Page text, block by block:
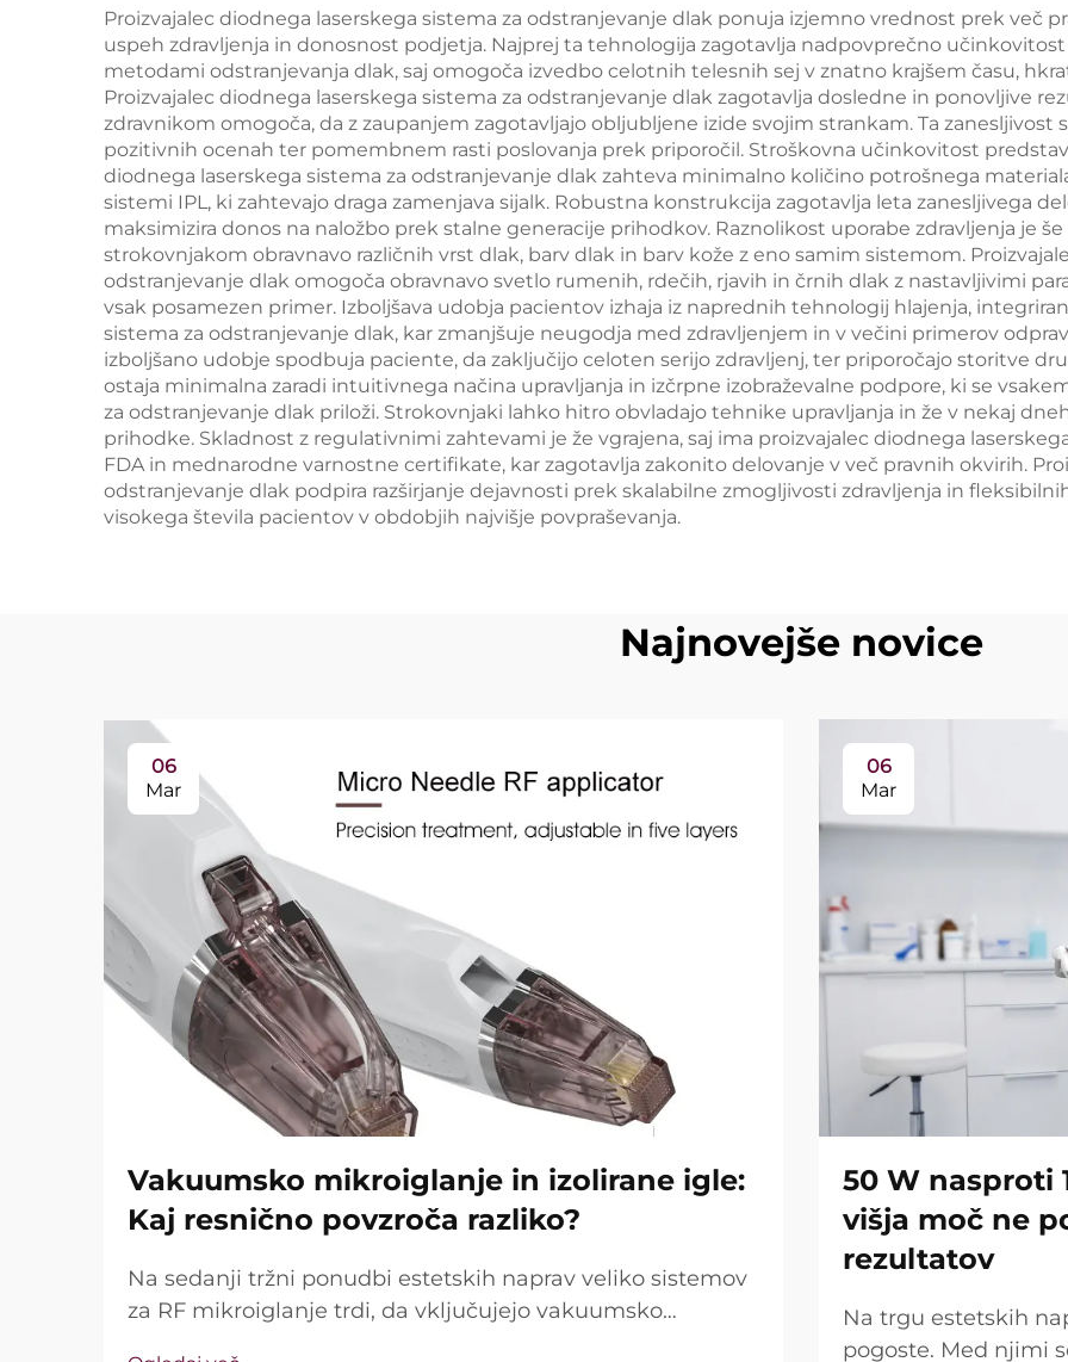
zamenljivimi
glavami, valovne
dolžine 755 nm, 808
nm, 940 nm, 1064
nm
1060 nm za
oblikovanje telesa in
izgubo teže
360°,
izgubo teže
lepotne
Proizvajalec diodnega laserskega sistema za odstranjevanje dlak ponuja izjemno vrednost prek več
uspeh zdravljenja in donosnost podjetja. Najprej ta tehnologija zagotavlja nadpovprečno
metodami odstranjevanja dlak, saj omogoča izvedbo celotnih telesnih sej v znatno krajšem času,
Proizvajalec diodnega laserskega sistema za odstranjevanje dlak zagotavlja dosledne in ponovljive
zdravnikom omogoča, da z zaupanjem zagotavljajo obljubljene izide svojim strankam. Ta zanesljivost
pozitivnih ocenah ter pomembnem rasti poslovanja prek priporočil. Stroškovna učinkovitost
diodnega laserskega sistema za odstranjevanje dlak zahteva minimalno količino potrošnega
sistemi IPL, ki zahtevajo draga zamenjava sijalk. Robustna konstrukcija zagotavlja leta zanesljivega
maksimizira donos na naložbo prek stalne generacije prihodkov. Raznolikost uporabe zdravljenja je
strokovnjakom obravnavo različnih vrst dlak, barv dlak in barv kože z eno samim sistemom.
odstranjevanje dlak omogoča obravnavo svetlo rumenih, rdečih, rjavih in črnih dlak z nastavljivimi
vsak posamezen primer. Izboljšava udobja pacientov izhaja iz naprednih tehnologij hlajenja,
sistema za odstranjevanje dlak, kar zmanjšuje neugodja med zdravljenjem in v večini primerov
izboljšano udobje spodbuja paciente, da zaključijo celoten serijo zdravljenj, ter priporočajo storitve
ostaja minimalna zaradi intuitivnega načina upravljanja in izčrpne izobraževalne podpore, ki se
za odstranjevanje dlak priloži. Strokovnjaki lahko hitro obvladajo tehnike upravljanja in že v nekaj
prihodke. Skladnost z regulativnimi zahtevami je že vgrajena, saj ima proizvajalec diodnega
FDA in mednarodne varnostne certifikate, kar zagotavlja zakonito delovanje v več pravnih okvirih.
odstranjevanje dlak podpira razširjanje dejavnosti prek skalabilne zmogljivosti zdravljenja in
visokega števila pacientov v obdobjih najvišje povpraševanja.
Najnovejše novice
06
Mar
Vakuumsko mikroiglanje in izolirane igle:
Kaj resnično povzroča razliko?
Na sedanji tržni ponudbi estetskih naprav veliko sistemov
za RF mikroiglanje trdi, da vključujejo vakuumsko
06
Mar
50 W nasproti
višja moč ne
rezultatov
Na trgu estetskih
pogoste. Med njimi